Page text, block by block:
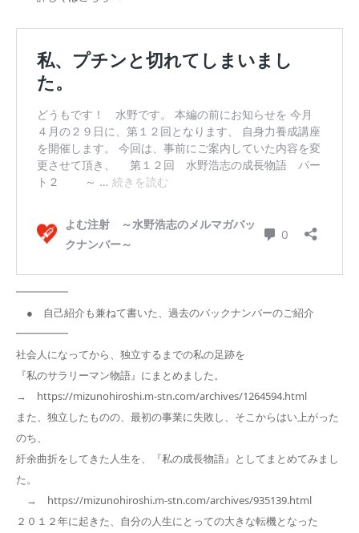
━━━━━
● 自己紹介も兼ねて書いた、過去のバックナンバーのご紹介
━━━━━
社会人になってから、独立するまでの私の足跡を
『私のサラリーマン物語』にまとめました。
→ https://mizunohiroshi.m-stn.com/archives/1264594.html
また、独立したものの、最初の事業に失敗し、そこからはい上がった
のち、
紆余曲折をしてきた人生を、『私の成長物語』としてまとめてみまし
た。
→ https://mizunohiroshi.m-stn.com/archives/935139.html
２０１２年に起きた、自分の人生にとっての大きな転機となった